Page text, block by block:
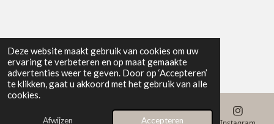
Deze website maakt gebruik van cookies om uw
ervaring te verbeteren en op maat gemaakte
advertenties weer te geven. Door op ‘Accepteren’
te klikken, gaat u akkoord met het gebruik van alle
cookies.
Afwijzen Accepteren
m